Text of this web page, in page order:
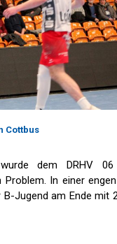
Cottbus
wurde dem DRHV
In einer
Jugend am Ende mit